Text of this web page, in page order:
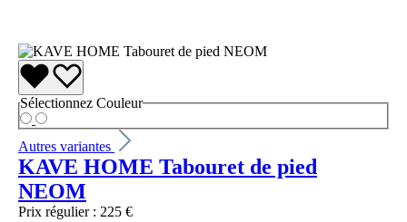
Sélectionnez Couleur
Autres variantes
KAVE HOME Tabouret de pied
NEOM
Prix régulier : 225 €